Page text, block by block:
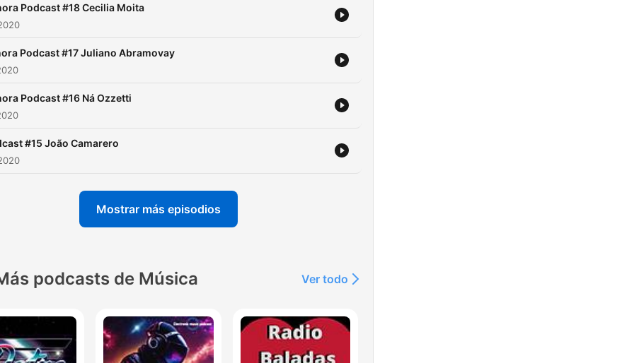
Podcast #18 Cecilia Moita
Podcast #17 Juliano Abramovay
Podcast #16 Ná Ozzetti
#15 João Camarero
Mostrar más episodios
podcasts de Música Ver todo